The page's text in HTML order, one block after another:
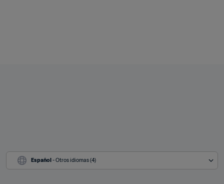
Español - Otros idiomas (4)